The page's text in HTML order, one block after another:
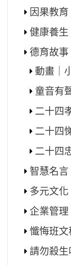
因果教育
健康養生
德育故事
動畫｜
童音有
二十四
二十四
二十四
智慧名言
多元文化
企業管理
懺悔班文
請勿殺生